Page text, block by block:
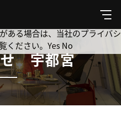
メ
ニ
ュ
せ 宇都宮
活動を追跡してもよろしいです
シーを極めて重視しています。
ある場合は、当社のプライバシ
ください。 Yes No